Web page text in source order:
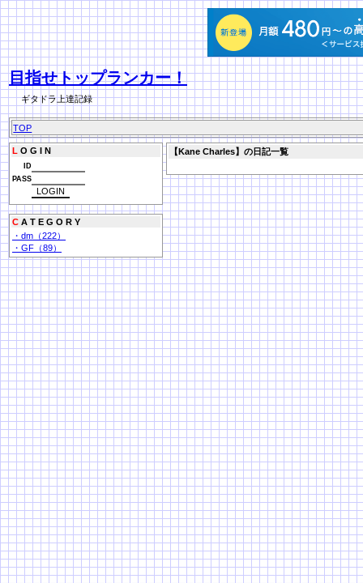
目指せトップランカー！
ギタドラ上達記録
TOP
L O G I N
ID
PASS
C A T E G O R Y
・dm（222）
・GF（89）
【Kane Charles】の日記一覧